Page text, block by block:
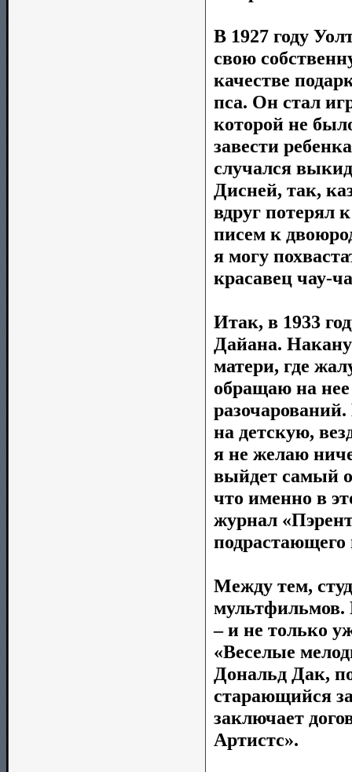
В 1927 году
свою
качестве
пса. Он стал
которой не
завести
случался
Дисней, так,
вдруг потерял
писем к
я могу
красавец чау-
Итак, в 1933
Дайана.
матери, где
обращаю на
на детскую,
я не желаю
выйдет самый
что именно в
журнал
Между тем,
мультфильмов.
– и не только
«Веселые
Дональд Дак,
старающийся
заключает
Артистс».